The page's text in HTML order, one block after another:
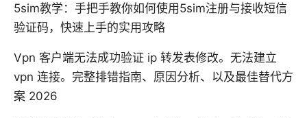
5sim教学：手把手教你如何使用5sim注册与接收短信
验证码，快速上手的实用攻略
Vpn 客户端无法成功验证 ip 转发表修改。无法建立
vpn 连接。完整排错指南、原因分析、以及最佳替代方
案 2026